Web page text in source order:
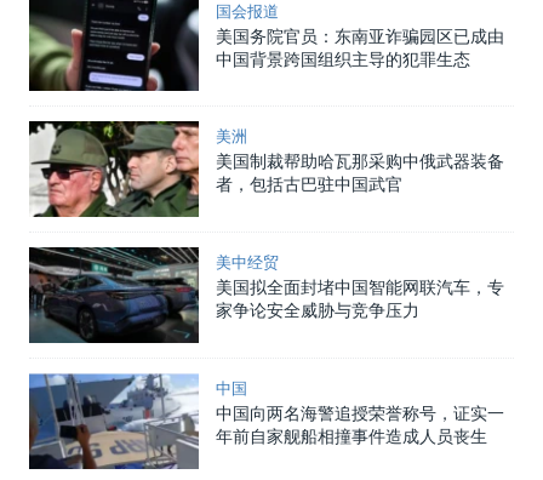
国会报道
美国务院官员：东南亚诈骗园区已成由
中国背景跨国组织主导的犯罪生态
美洲
美国制裁帮助哈瓦那采购中俄武器装备
者，包括古巴驻中国武官
美中经贸
美国拟全面封堵中国智能网联汽车，专
家争论安全威胁与竞争压力
中国
中国向两名海警追授荣誉称号，证实一
年前自家舰船相撞事件造成人员丧生